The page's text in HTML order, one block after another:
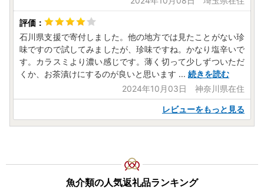
石川県支援で寄付しました。他の地方では見たことがない珍
味ですので試してみましたが、珍味ですね。かなり塩辛いで
す。カラスミより濃い感じです。薄く切って少しずついただ
くか、お茶漬けにするのが良いと思います ... 続きを読む
2024年10月03日 神奈川県在住
レビューをもっと見る
魚介類の人気返礼品ランキング